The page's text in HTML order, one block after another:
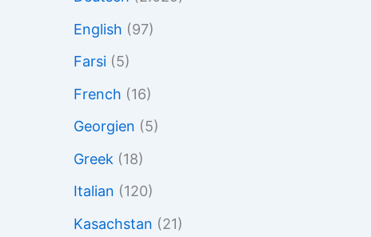
English (97)
Farsi (5)
French (16)
Georgien (5)
Greek (18)
Italian (120)
Kasachstan (21)